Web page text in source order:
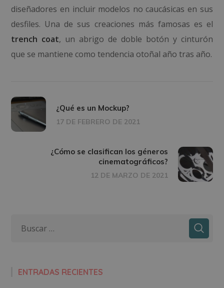
diseñadores en incluir modelos no caucásicas en sus
desfiles. Una de sus creaciones más famosas es el
trench coat, un abrigo de doble botón y cinturón
que se mantiene como tendencia otoñal año tras año.
¿Qué es un Mockup?
17 DE FEBRERO DE 2021
¿Cómo se clasifican los géneros
cinematográficos?
12 DE MARZO DE 2021
ENTRADAS RECIENTES